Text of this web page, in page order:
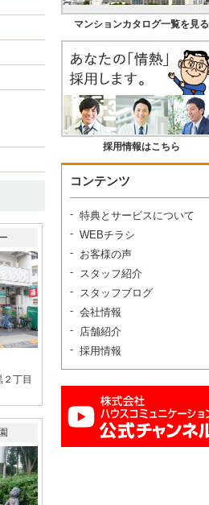
丁目
マンションカタログ一覧を見る
採用情報はこちら
コンテンツ
特典とサービスについて
WEBチラシ
お客様の声
スタッフ紹介
スタッフブログ
会社情報
店舗紹介
採用情報